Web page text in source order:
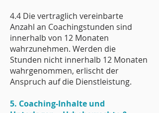
4.4 Die vertraglich vereinbarte
Anzahl an Coachingstunden sind
innerhalb von 12 Monaten
wahrzunehmen. Werden die
Stunden nicht innerhalb 12 Monaten
wahrgenommen, erlischt der
Anspruch auf die Dienstleistung.
5. Coaching-Inhalte und